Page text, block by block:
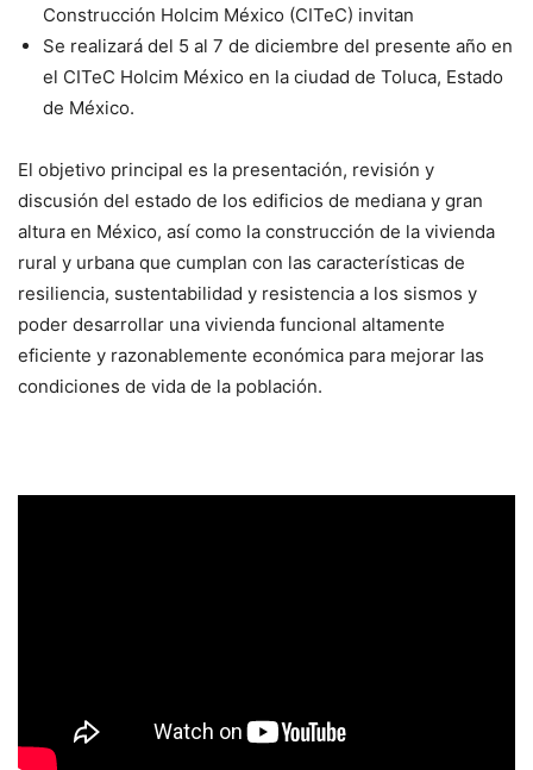
Construcción Holcim México (CITeC) invitan
Se realizará del 5 al 7 de diciembre del presente año en
el CITeC Holcim México en la ciudad de Toluca, Estado
de México.
El objetivo principal es la presentación, revisión y
discusión del estado de los edificios de mediana y gran
altura en México, así como la construcción de la vivienda
rural y urbana que cumplan con las características de
resiliencia, sustentabilidad y resistencia a los sismos y
poder desarrollar una vivienda funcional altamente
eficiente y razonablemente económica para mejorar las
condiciones de vida de la población.